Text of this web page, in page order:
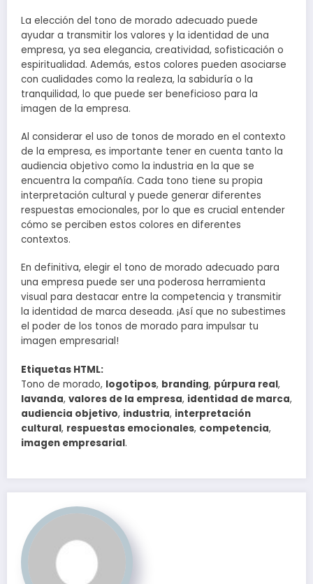
La elección del tono de morado adecuado puede
ayudar a transmitir los valores y la identidad de una
empresa, ya sea elegancia, creatividad, sofisticación o
espiritualidad. Además, estos colores pueden asociarse
con cualidades como la realeza, la sabiduría o la
tranquilidad, lo que puede ser beneficioso para la
imagen de la empresa.
Al considerar el uso de tonos de morado en el contexto
de la empresa, es importante tener en cuenta tanto la
audiencia objetivo como la industria en la que se
encuentra la compañía. Cada tono tiene su propia
interpretación cultural y puede generar diferentes
respuestas emocionales, por lo que es crucial entender
cómo se perciben estos colores en diferentes
contextos.
En definitiva, elegir el tono de morado adecuado para
una empresa puede ser una poderosa herramienta
visual para destacar entre la competencia y transmitir
la identidad de marca deseada. ¡Así que no subestimes
el poder de los tonos de morado para impulsar tu
imagen empresarial!
Etiquetas HTML:
Tono de morado, logotipos, branding, púrpura real,
lavanda, valores de la empresa, identidad de marca,
audiencia objetivo, industria, interpretación
cultural, respuestas emocionales, competencia,
imagen empresarial.